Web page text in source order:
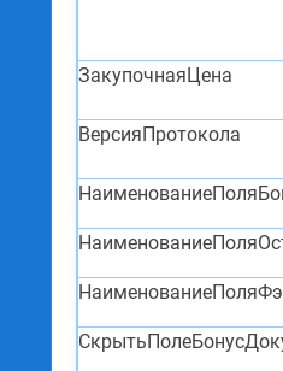
ЗакупочнаяЦена
ВерсияПротокола